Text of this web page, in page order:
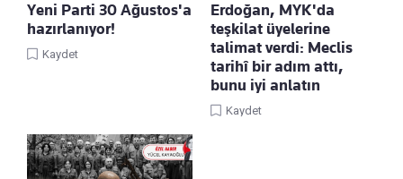
Yeni Parti 30 Ağustos'a
hazırlanıyor!
Kaydet
Erdoğan, MYK'da
teşkilat üyelerine
talimat verdi: Meclis
tarihî bir adım attı,
bunu iyi anlatın
Kaydet